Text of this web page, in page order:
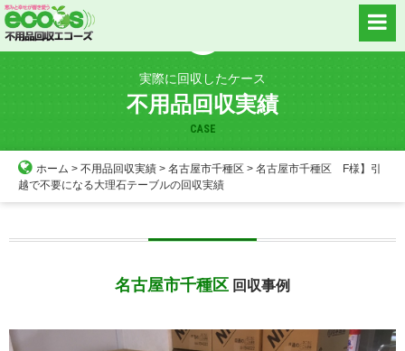
Skip
to
実際に回収したケース
不用品回収実績
CASE
ホーム > 不用品回収実績 > 名古屋市千種区 > 名古屋市千種区 F様】引
越で不要になる大理石テーブルの回収実績
名古屋市千種区 回収事例